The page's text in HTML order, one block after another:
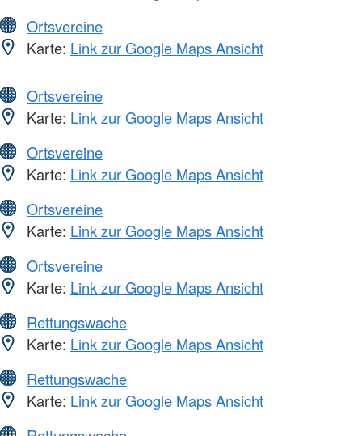
Ortsvereine
Karte: Link zur Google Maps Ansicht
Ortsvereine
Karte: Link zur Google Maps Ansicht
Ortsvereine
Karte: Link zur Google Maps Ansicht
Ortsvereine
Karte: Link zur Google Maps Ansicht
Ortsvereine
Karte: Link zur Google Maps Ansicht
Rettungswache
Karte: Link zur Google Maps Ansicht
Rettungswache
Karte: Link zur Google Maps Ansicht